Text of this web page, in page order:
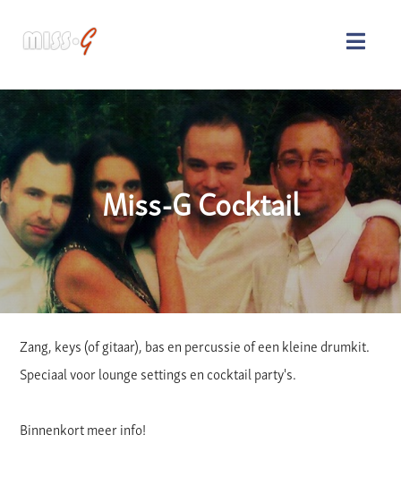
Miss-G Cocktail
Zang, keys (of gitaar), bas en percussie of een kleine drumkit.
Speciaal voor lounge settings en cocktail party's.
Binnenkort meer info!